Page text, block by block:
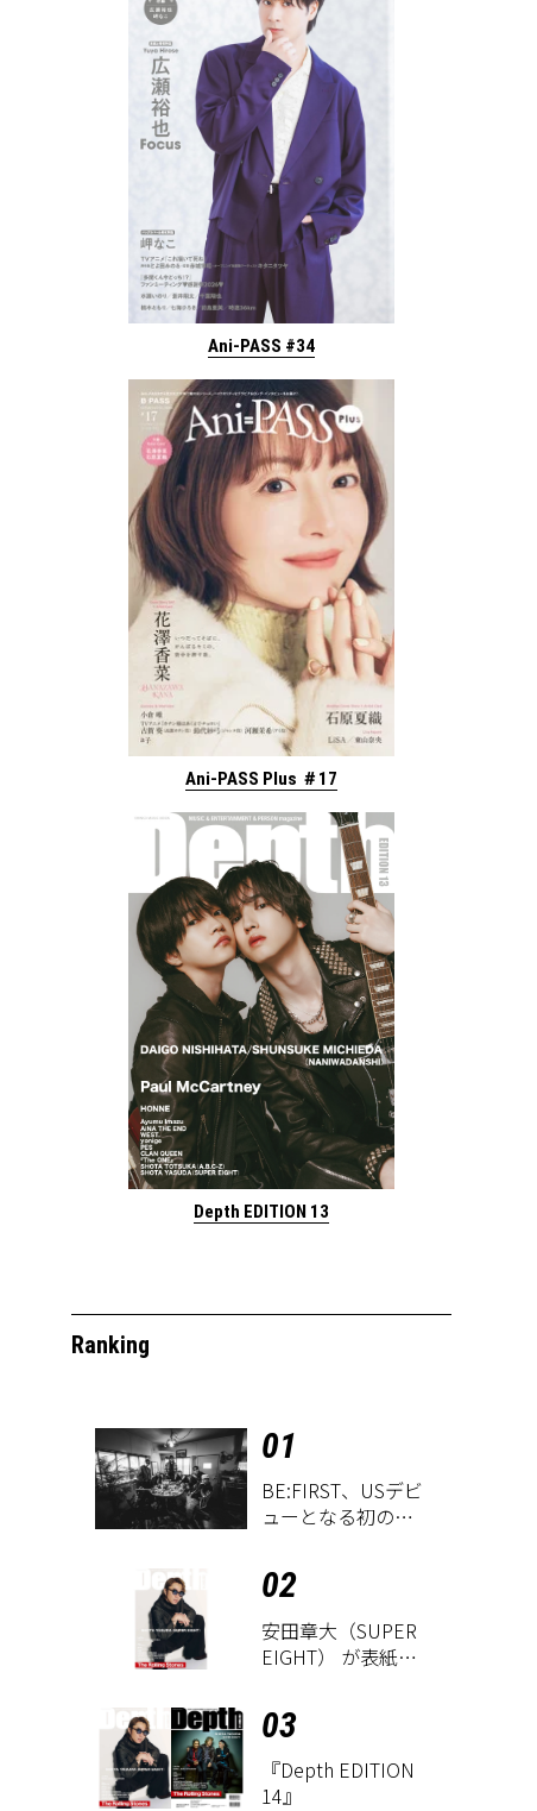
Ani-PASS #34
Ani-PASS Plus ＃17
Depth EDITION 13
Ranking
01
BE:FIRST、USデビ
ューとなる初のグ
EP『WATCH ME』
が9月18日にリリー
ス決定！
02
安田章大（SUPER
EIGHT） が表紙に
EDITION 14』が8
月18日に発売
03
『Depth EDITION
14』